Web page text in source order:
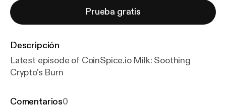
Prueba gratis
Descripción
Latest episode of CoinSpice.io Milk: Soothing
Crypto's Burn
Comentarios0